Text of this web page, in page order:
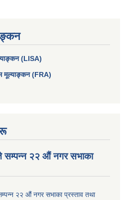
(LISA)
मूल्याङ्कन (FRA)
सम्पन्न २२ औं नगर सभाका
२२ औं नगर सभाका प्रस्ताव तथा